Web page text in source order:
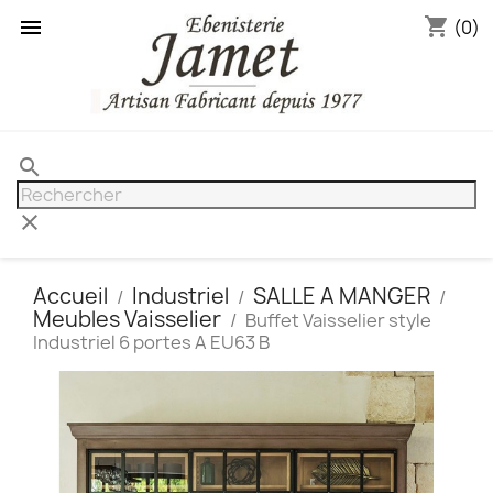
 shopping_cart (0)
search
clear
Accueil Industriel
SALLE A MANGER
Meubles Vaisselier
Buffet Vaisselier style
Industriel 6 portes A EU63 B